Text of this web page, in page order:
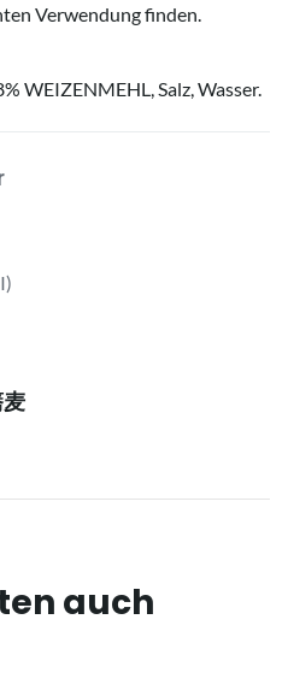
Verwendung finden.
WEIZENMEHL, Salz, Wasser.
auch